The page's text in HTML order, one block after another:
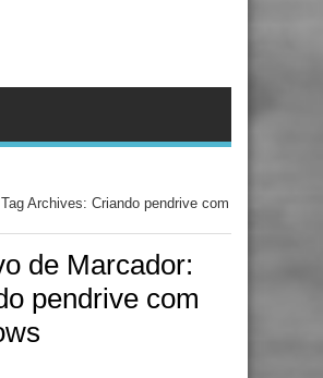
Tag Archives: Criando pendrive com
de Marcador:
pendrive com